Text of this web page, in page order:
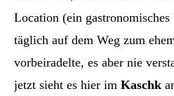
Location (ein
täglich auf dem Weg zum
vorbeiradelte, es aber nie
jetzt sieht es hier im Kaschk